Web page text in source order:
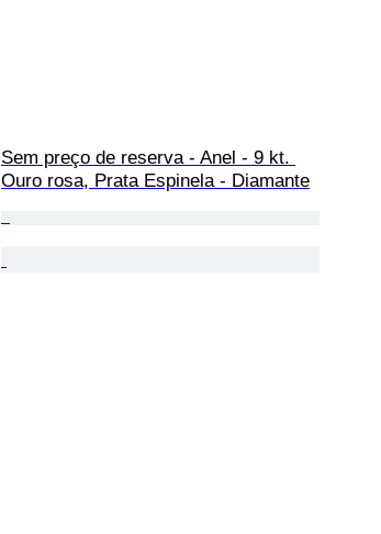
Sem preço de reserva - Anel - 9 kt.
Ouro rosa, Prata Espinela - Diamante